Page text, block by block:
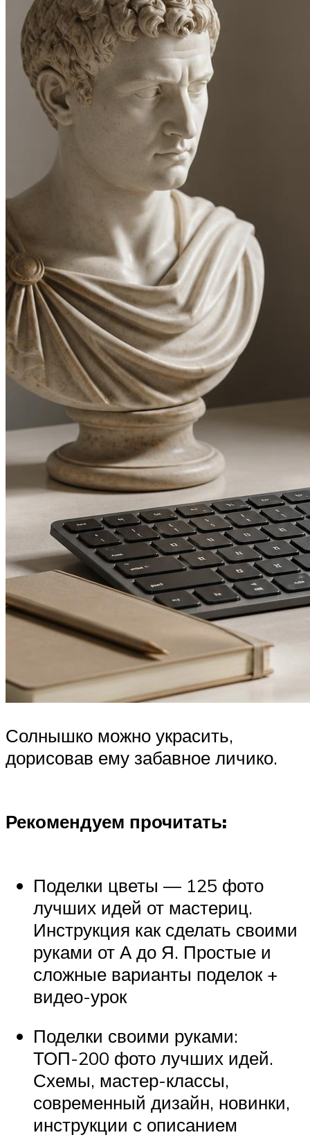
Солнышко можно украсить,
дорисовав ему забавное личико.
Рекомендуем прочитать:
Поделки цветы — 125 фото
лучших идей от мастериц.
Инструкция как сделать своими
руками от А до Я. Простые и
сложные варианты поделок +
видео-урок
Поделки своими руками:
ТОП-200 фото лучших идей.
Схемы, мастер-классы,
современный дизайн, новинки,
инструкции с описанием